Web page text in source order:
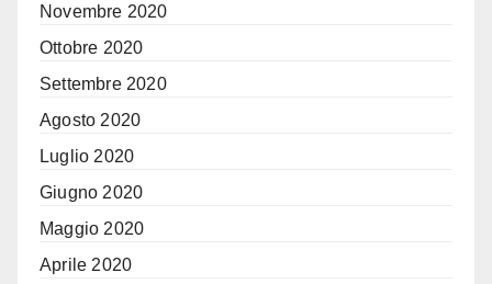
Novembre 2020
Ottobre 2020
Settembre 2020
Agosto 2020
Luglio 2020
Giugno 2020
Maggio 2020
Aprile 2020